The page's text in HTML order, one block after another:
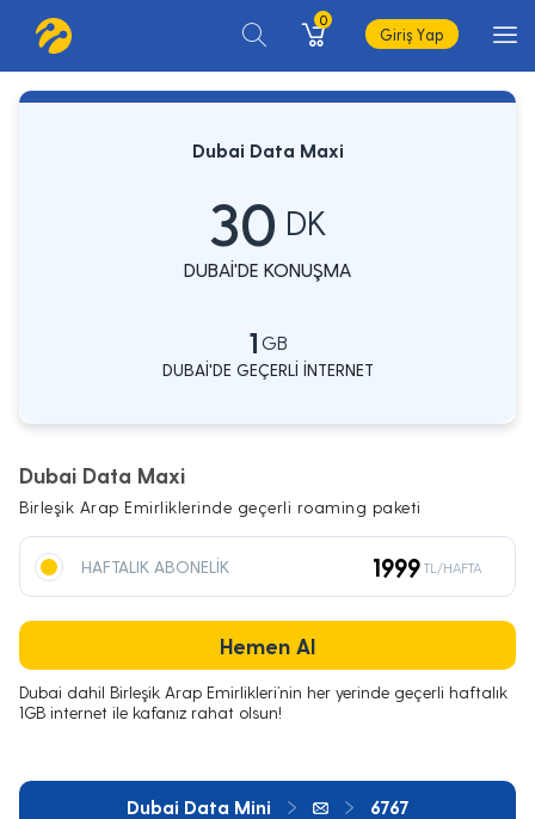
0
Giriş Yap
Dubai Data Maxi
30 DK
DUBAİ'DE KONUŞMA
1 GB
DUBAİ'DE GEÇERLİ İNTERNET
Dubai Data Maxi
Birleşik Arap Emirliklerinde geçerli roaming paketi
HAFTALIK ABONELİK 1999 TL/HAFTA
Hemen Al
Dubai dahil Birleşik Arap Emirlikleri’nin her yerinde geçerli haftalık
1GB internet ile kafanız rahat olsun!
Dubai Data Mini 6767